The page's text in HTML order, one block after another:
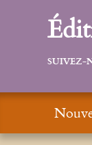
SUIVEZ-
Panneau de